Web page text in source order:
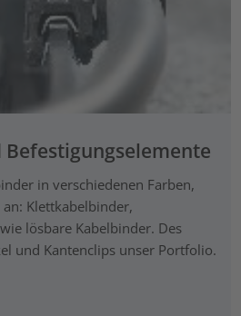
in verschiedenen Farben,
Klettkabelbinder,
lösbare Kabelbinder. Des
und Kantenclips unser Portfolio.